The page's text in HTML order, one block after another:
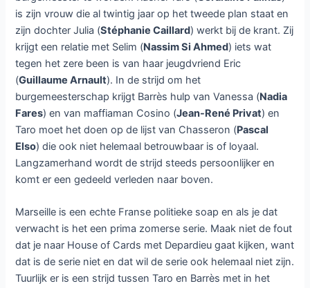
is zijn vrouw die al twintig jaar op het tweede plan staat en
zijn dochter Julia (Stéphanie Caillard) werkt bij de krant. Zij
krijgt een relatie met Selim (Nassim Si Ahmed) iets wat
tegen het zere been is van haar jeugdvriend Eric
(Guillaume Arnault). In de strijd om het
burgemeesterschap krijgt Barrès hulp van Vanessa (Nadia
Fares) en van maffiaman Cosino (Jean-René Privat) en
Taro moet het doen op de lijst van Chasseron (Pascal
Elso) die ook niet helemaal betrouwbaar is of loyaal.
Langzamerhand wordt de strijd steeds persoonlijker en
komt er een gedeeld verleden naar boven.
Marseille is een echte Franse politieke soap en als je dat
verwacht is het een prima zomerse serie. Maak niet de fout
dat je naar House of Cards met Depardieu gaat kijken, want
dat is de serie niet en dat wil de serie ook helemaal niet zijn.
Tuurlijk er is een strijd tussen Taro en Barrès met in het